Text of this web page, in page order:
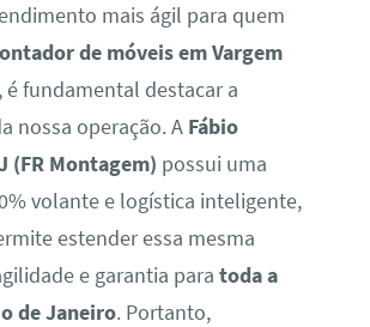
mais ágil para quem
de móveis em Vargem
, é fundamental destacar a
nossa operação. A Fábio
(FR Montagem) possui uma
volante e logística inteligente,
estender essa mesma
e garantia para toda a
de Janeiro. Portanto,